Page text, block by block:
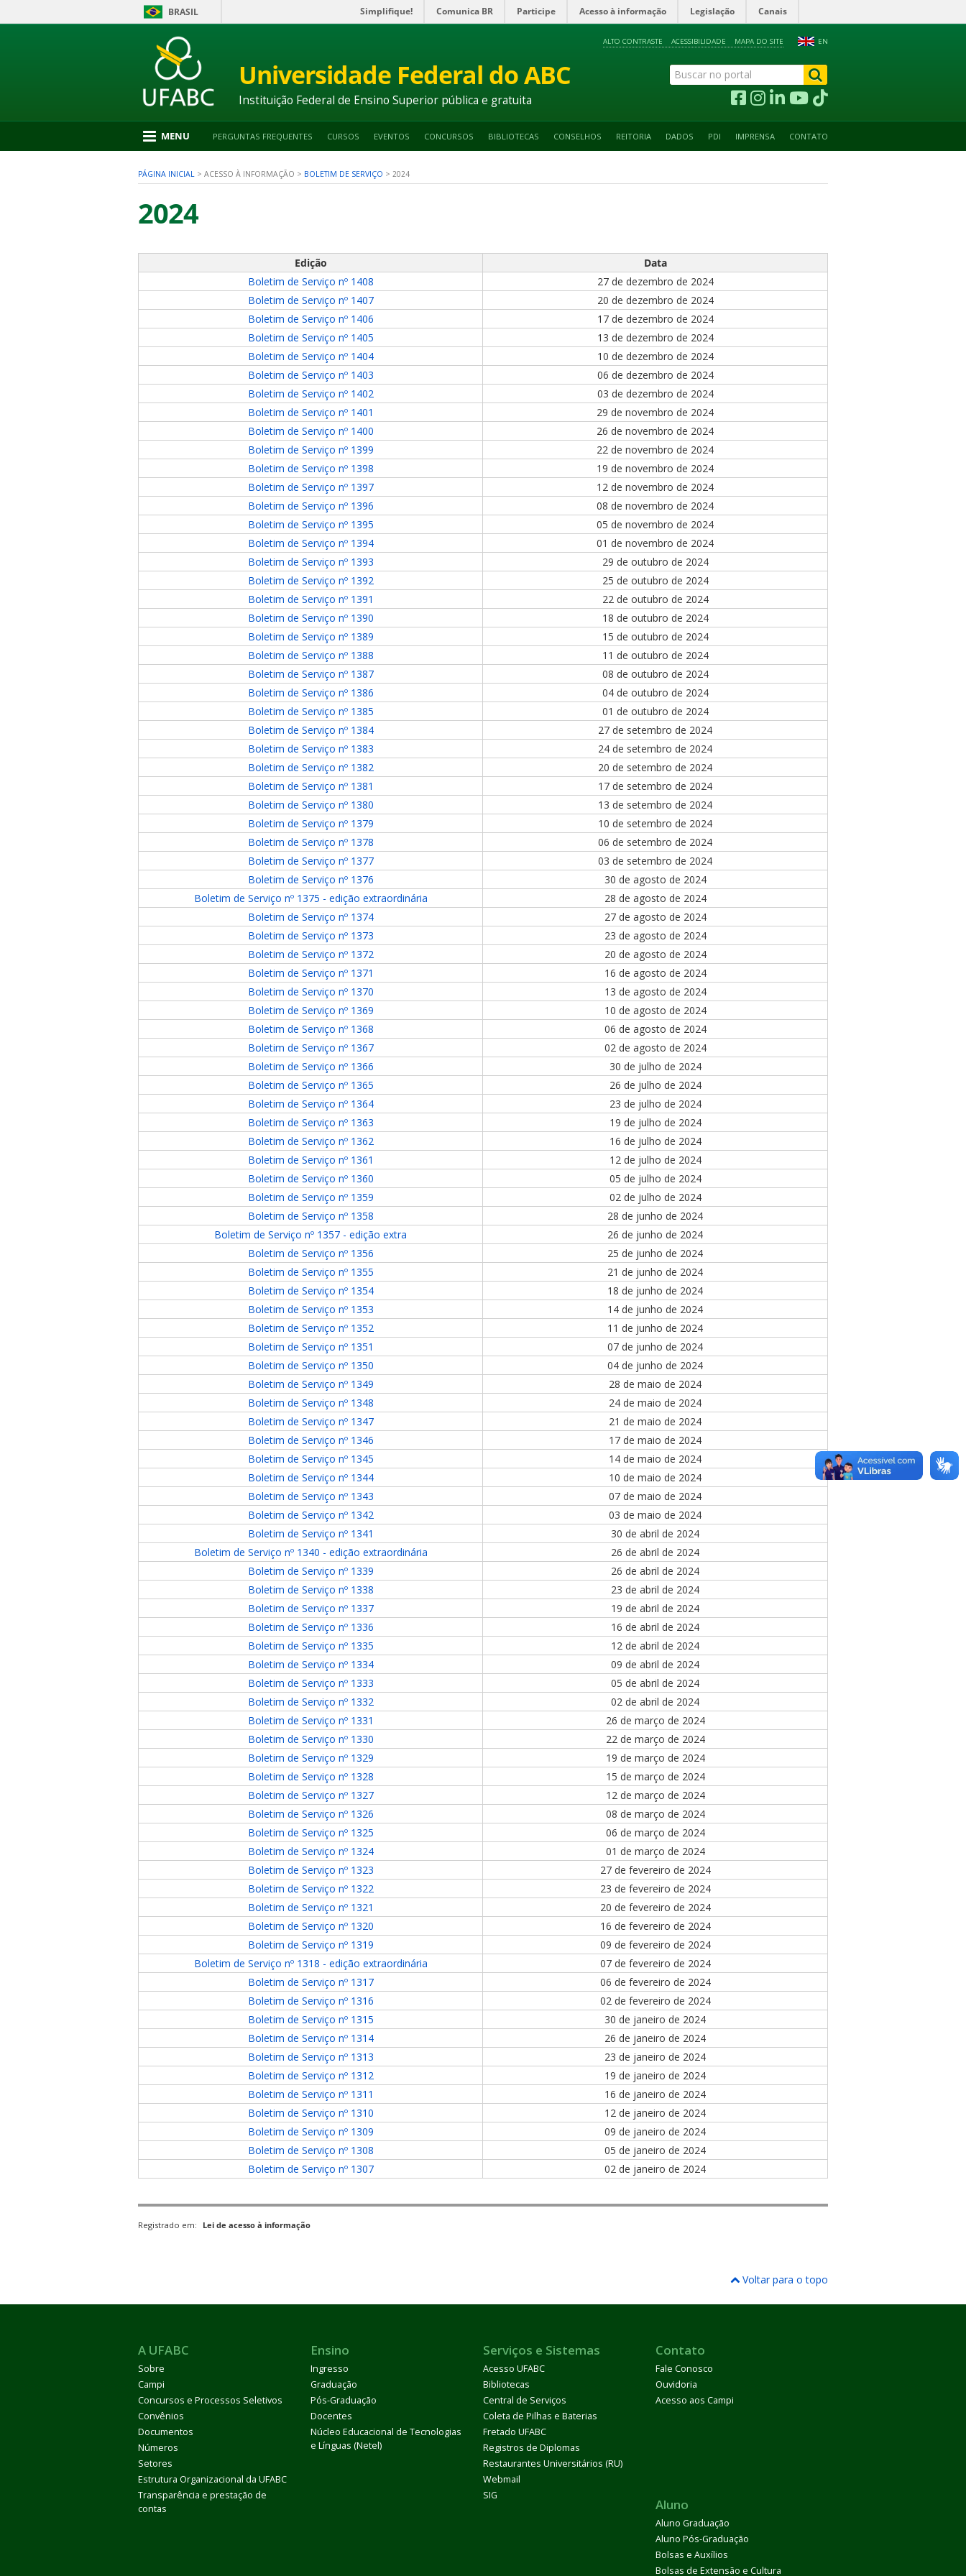
BRASIL Simplifique! Comunica BR Participe Acesso à informação Legislação Canais
para
2
Ir
EN
ALTO CONTRASTE ACESSIBILIDADE MAPA DO SITE
Universidade Federal do ABC
Instituição Federal de Ensino Superior pública e gratuita
MENU PERGUNTAS FREQUENTES CURSOS EVENTOS CONCURSOS BIBLIOTECAS CONSELHOS REITORIA DADOS PDI IMPRENSA CONTATO
PÁGINA INICIAL > ACESSO À INFORMAÇÃO > BOLETIM DE SERVIÇO > 2024
2024
Edição
Data
Boletim de Serviço nº 1408
27 de dezembro de 2024
Boletim de Serviço nº 1407
20 de dezembro de 2024
Boletim de Serviço nº 1406
17 de dezembro de 2024
Boletim de Serviço nº 1405
13 de dezembro de 2024
Boletim de Serviço nº 1404
10 de dezembro de 2024
Boletim de Serviço nº 1403
06 de dezembro de 2024
Boletim de Serviço nº 1402
03 de dezembro de 2024
Boletim de Serviço nº 1401
29 de novembro de 2024
Boletim de Serviço nº 1400
26 de novembro de 2024
Boletim de Serviço nº 1399
22 de novembro de 2024
Boletim de Serviço nº 1398
19 de novembro de 2024
Boletim de Serviço nº 1397
12 de novembro de 2024
Boletim de Serviço nº 1396
08 de novembro de 2024
Boletim de Serviço nº 1395
05 de novembro de 2024
Boletim de Serviço nº 1394
01 de novembro de 2024
Boletim de Serviço nº 1393
29 de outubro de 2024
Boletim de Serviço nº 1392
25 de outubro de 2024
Boletim de Serviço nº 1391
22 de outubro de 2024
Boletim de Serviço nº 1390
18 de outubro de 2024
Boletim de Serviço nº 1389
15 de outubro de 2024
Boletim de Serviço nº 1388
11 de outubro de 2024
Boletim de Serviço nº 1387
08 de outubro de 2024
Boletim de Serviço nº 1386
04 de outubro de 2024
Boletim de Serviço nº 1385
01 de outubro de 2024
Boletim de Serviço nº 1384
27 de setembro de 2024
Boletim de Serviço nº 1383
24 de setembro de 2024
Boletim de Serviço nº 1382
20 de setembro de 2024
Boletim de Serviço nº 1381
17 de setembro de 2024
Boletim de Serviço nº 1380
13 de setembro de 2024
Boletim de Serviço nº 1379
10 de setembro de 2024
Boletim de Serviço nº 1378
06 de setembro de 2024
Boletim de Serviço nº 1377
03 de setembro de 2024
Boletim de Serviço nº 1376
30 de agosto de 2024
Boletim de Serviço nº 1375 - edição extraordinária
28 de agosto de 2024
Boletim de Serviço nº 1374
27 de agosto de 2024
Boletim de Serviço nº 1373
23 de agosto de 2024
Boletim de Serviço nº 1372
20 de agosto de 2024
Boletim de Serviço nº 1371
16 de agosto de 2024
Boletim de Serviço nº 1370
13 de agosto de 2024
Boletim de Serviço nº 1369
10 de agosto de 2024
Boletim de Serviço nº 1368
06 de agosto de 2024
Boletim de Serviço nº 1367
02 de agosto de 2024
Boletim de Serviço nº 1366
30 de julho de 2024
Boletim de Serviço nº 1365
26 de julho de 2024
Boletim de Serviço nº 1364
23 de julho de 2024
Boletim de Serviço nº 1363
19 de julho de 2024
Boletim de Serviço nº 1362
16 de julho de 2024
Boletim de Serviço nº 1361
12 de julho de 2024
Boletim de Serviço nº 1360
05 de julho de 2024
Boletim de Serviço nº 1359
02 de julho de 2024
Boletim de Serviço nº 1358
28 de junho de 2024
Boletim de Serviço nº 1357 - edição extra
26 de junho de 2024
Boletim de Serviço nº 1356
25 de junho de 2024
Boletim de Serviço nº 1355
21 de junho de 2024
Boletim de Serviço nº 1354
18 de junho de 2024
Boletim de Serviço nº 1353
14 de junho de 2024
Boletim de Serviço nº 1352
11 de junho de 2024
Boletim de Serviço nº 1351
07 de junho de 2024
Boletim de Serviço nº 1350
04 de junho de 2024
Boletim de Serviço nº 1349
28 de maio de 2024
Boletim de Serviço nº 1348
24 de maio de 2024
Boletim de Serviço nº 1347
21 de maio de 2024
Boletim de Serviço nº 1346
17 de maio de 2024
Boletim de Serviço nº 1345
14 de maio de 2024
Boletim de Serviço nº 1344
10 de maio de 2024
Boletim de Serviço nº 1343
07 de maio de 2024
Boletim de Serviço nº 1342
03 de maio de 2024
Boletim de Serviço nº 1341
30 de abril de 2024
Boletim de Serviço nº 1340 - edição extraordinária
26 de abril de 2024
Boletim de Serviço nº 1339
26 de abril de 2024
Boletim de Serviço nº 1338
23 de abril de 2024
Boletim de Serviço nº 1337
19 de abril de 2024
Boletim de Serviço nº 1336
16 de abril de 2024
Boletim de Serviço nº 1335
12 de abril de 2024
Boletim de Serviço nº 1334
09 de abril de 2024
Boletim de Serviço nº 1333
05 de abril de 2024
Boletim de Serviço nº 1332
02 de abril de 2024
Boletim de Serviço nº 1331
26 de março de 2024
Boletim de Serviço nº 1330
22 de março de 2024
Boletim de Serviço nº 1329
19 de março de 2024
Boletim de Serviço nº 1328
15 de março de 2024
Boletim de Serviço nº 1327
12 de março de 2024
Boletim de Serviço nº 1326
08 de março de 2024
Boletim de Serviço nº 1325
06 de março de 2024
Boletim de Serviço nº 1324
01 de março de 2024
Boletim de Serviço nº 1323
27 de fevereiro de 2024
Boletim de Serviço nº 1322
23 de fevereiro de 2024
Boletim de Serviço nº 1321
20 de fevereiro de 2024
Boletim de Serviço nº 1320
16 de fevereiro de 2024
Boletim de Serviço nº 1319
09 de fevereiro de 2024
Boletim de Serviço nº 1318 - edição extraordinária
07 de fevereiro de 2024
Boletim de Serviço nº 1317
06 de fevereiro de 2024
Boletim de Serviço nº 1316
02 de fevereiro de 2024
Boletim de Serviço nº 1315
30 de janeiro de 2024
Boletim de Serviço nº 1314
26 de janeiro de 2024
Boletim de Serviço nº 1313
23 de janeiro de 2024
Boletim de Serviço nº 1312
19 de janeiro de 2024
Boletim de Serviço nº 1311
16 de janeiro de 2024
Boletim de Serviço nº 1310
12 de janeiro de 2024
Boletim de Serviço nº 1309
09 de janeiro de 2024
Boletim de Serviço nº 1308
05 de janeiro de 2024
Boletim de Serviço nº 1307
02 de janeiro de 2024
Registrado em: Lei de acesso à informação
Voltar para o topo
A UFABC
Sobre
Campi
Concursos e Processos Seletivos
Convênios
Documentos
Números
Setores
Estrutura Organizacional da UFABC
Transparência e prestação de
contas
Ensino
Ingresso
Graduação
Pós-Graduação
Docentes
Núcleo Educacional de Tecnologias
e Línguas (Netel)
Serviços e Sistemas
Acesso UFABC
Bibliotecas
Central de Serviços
Coleta de Pilhas e Baterias
Fretado UFABC
Registros de Diplomas
Restaurantes Universitários (RU)
Webmail
SIG
Contato
Fale Conosco
Ouvidoria
Acesso aos Campi
Aluno
Aluno Graduação
Aluno Pós-Graduação
Bolsas e Auxílios
Bolsas de Extensão e Cultura